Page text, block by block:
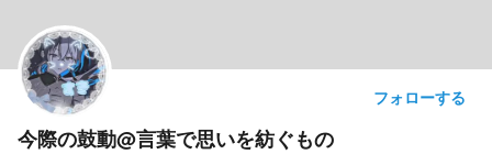
フォローする
今際の鼓動@言葉で思いを紡ぐもの